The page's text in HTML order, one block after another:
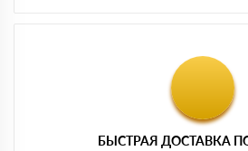
БЫСТРАЯ ДОСТАВКА